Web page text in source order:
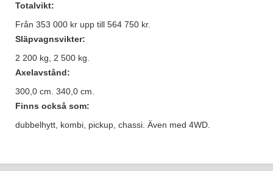
Totalvikt:
Från 353 000 kr upp till 564 750 kr.
Släpvagnsvikter:
2 200 kg, 2 500 kg.
Axelavstånd:
300,0 cm. 340,0 cm.
Finns också som:
dubbelhytt, kombi, pickup, chassi. Även med 4WD.